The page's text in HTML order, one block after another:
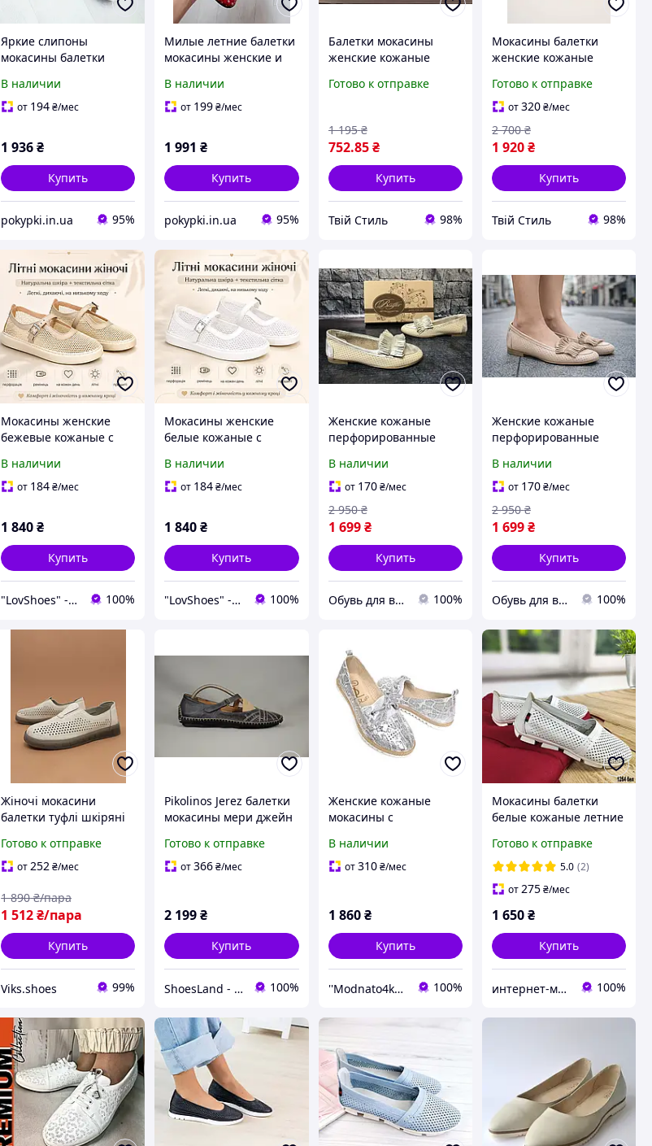
Яркие слипоны
мокасины балетки
кожаные желтые,
практичная обувь
В наличии
от 194₴/мес
1 936₴
Купить
pokypki.in.ua 95%
Милые летние балетки
мокасины женские и
кожаные красные,
размеры 33-42
В наличии
от 199₴/мес
1 991 ₴
Купить
pokypki.in.ua 95%
Балетки мокасины
женские кожаные
Готово к отправке
752.85 ₴
1 195 ₴
Купить
Твій Стиль 98%
Мокасины балетки
женские кожаные
Готово к отправке
от320₴/мес
1 920₴
2 700 ₴
Купить
Твій Стиль 98%
Мокасины женские
бежевые кожаные с
балетки с
перфорацией на
день
В наличии
от 184₴/мес
1 840₴
Купить
"LovShoes" - интернет-магазин женской обуви 100%
Мокасины женские
белые кожаные с
балетки с
перфорацией на
день 37
В наличии
от 184₴/мес
1 840₴
Купить
"LovShoes" - интернет-магазин женской обуви 100%
Женские кожаные
перфорированные
Украина
В наличии
от 170 ₴/мес
1 699 ₴
2 950 ₴
Купить
Обувь для всей семьи 100%
Женские кожаные
перфорированные
Bistfor, Украина
В наличии
от 170₴/мес
1 699₴
2 950 ₴
Купить
Обувь для всей семьи 100%
Жіночі мокасини
балетки туфлі шкіряні
38 41 кроссовки
женские кожаные
Готово к отправке
от252₴/мес
1 512₴/пара
1 890 ₴/пара
Купить
Viks.shoes 99%
Pikolinos Jerez балетки
мокасины мери джейн
женские кожаные.
Испания. Оригинал. 37
Готово к отправке
от366₴/мес
2 199₴
Купить
ShoesLand - Экономия и качество в каждом шаге 100%
Женские кожаные
мокасины с
размер 39 (25см)
В наличии
от310 ₴/мес
1 860 ₴
Купить
''Modnato4ka.com.ua'' 100%
Мокасины балетки
белые кожаные летние
женские Натуральная
кожа Размеры 36 38 39
40
Готово к отправке
5.0 (2)
от275₴/мес
1 650₴
Купить
интернет-магазин "Николь" 100%